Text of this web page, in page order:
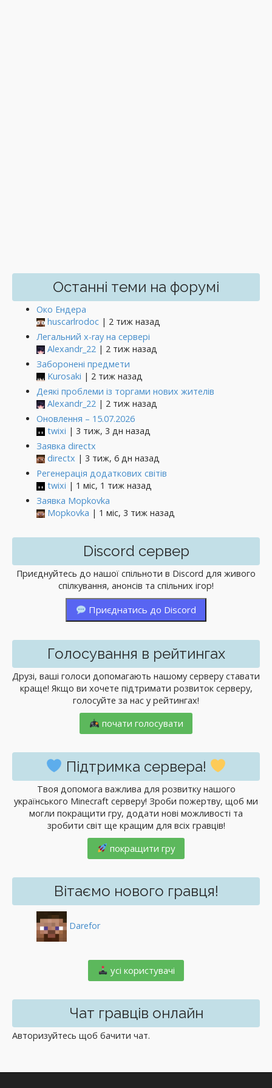
Останні теми на форумі
Око Ендера
huscarlrodoc | 2 тиж назад
Легальний x-ray на сервері
Alexandr_22 | 2 тиж назад
Заборонені предмети
Kurosaki | 2 тиж назад
Деякі проблеми із торгами нових жителів
Alexandr_22 | 2 тиж назад
Оновлення – 15.07.2026
twixi | 3 тиж, 3 дн назад
Заявка directx
directx | 3 тиж, 6 дн назад
Регенерація додаткових світів
twixi | 1 міс, 1 тиж назад
Заявка Mopkovka
Mopkovka | 1 міс, 3 тиж назад
Discord сервер
Приєднуйтесь до нашої спільноти в Discord для живого
спілкування, анонсів та спільних ігор!
Приєднатись до Discord
Голосування в рейтингах
Друзі, ваші голоси допомагають нашому серверу ставати
краще! Якщо ви хочете підтримати розвиток серверу,
голосуйте за нас у рейтингах!
почати голосувати
Підтримка сервера!
Твоя допомога важлива для розвитку нашого
українського Minecraft серверу! Зроби пожертву, щоб ми
могли покращити гру, додати нові можливості та
зробити світ ще кращим для всіх гравців!
покращити гру
Вітаємо нового гравця!
Darefor
️ усі користувачі
Чат гравців онлайн
Авторизуйтесь щоб бачити чат.